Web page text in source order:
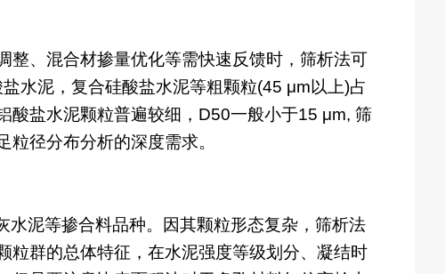
整、混合材掺量优化等需快速反馈时，筛析法可
水泥，复合硅酸盐水泥等粗颗粒(45 μm以上)占
酸盐水泥颗粒普遍较细，D50一般小于15 μm, 筛
径分布分析的深度需求。
水泥等掺合料品种。因其颗粒形态复杂，筛析法
粒群的总体特征，在水泥强度等级划分、凝结时